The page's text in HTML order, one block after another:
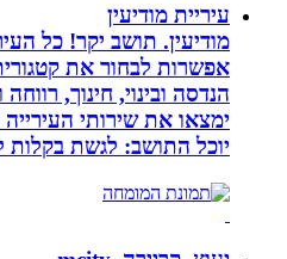
עיריית מודיעין
מודיעין. תושב יקר! כל העיר
אפשרות לבחור את קטגורית
הנדסה ובינוי, חינוך, רווחה
ימצאו את שירותי העירייה
יוכל התושב: לגשת בקלות